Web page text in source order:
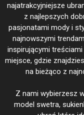
najatrakcyjniejsze
z najlepszych
pasjonatami mody i
najnowszymi
inspirującymi
miejsce, gdzie
na bieżąco z
Z nami wybierzesz
model swetra,